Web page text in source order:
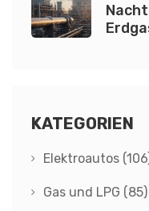
KATEGORIEN
Elektroautos
Gas und LPG (85)